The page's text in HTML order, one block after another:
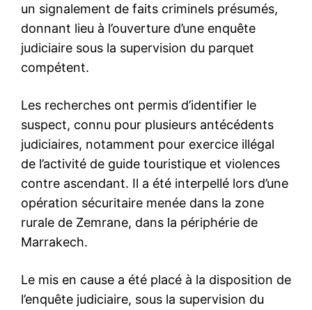
un signalement de faits criminels présumés,
donnant lieu à l’ouverture d’une enquête
judiciaire sous la supervision du parquet
compétent.
Les recherches ont permis d’identifier le
suspect, connu pour plusieurs antécédents
judiciaires, notamment pour exercice illégal
de l’activité de guide touristique et violences
contre ascendant. Il a été interpellé lors d’une
opération sécuritaire menée dans la zone
rurale de Zemrane, dans la périphérie de
Marrakech.
Le mis en cause a été placé à la disposition de
l’enquête judiciaire, sous la supervision du